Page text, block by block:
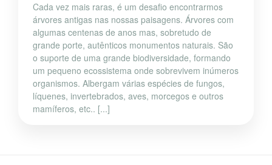
Cada vez mais raras, é um desafio encontrarmos
árvores antigas nas nossas paisagens. Árvores com
algumas centenas de anos mas, sobretudo de
grande porte, autênticos monumentos naturais. São
o suporte de uma grande biodiversidade, formando
um pequeno ecossistema onde sobrevivem inúmeros
organismos. Albergam várias espécies de fungos,
líquenes, invertebrados, aves, morcegos e outros
mamíferos, etc.. [...]